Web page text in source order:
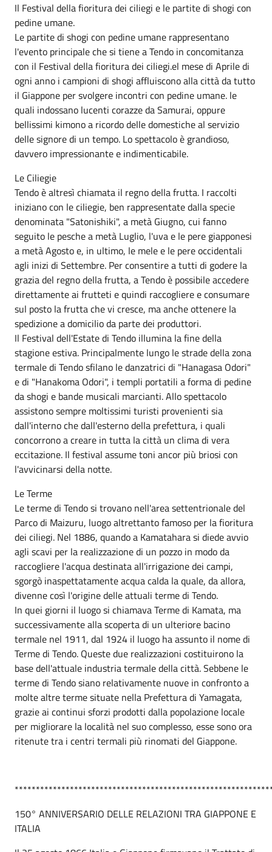
Il Festival della fioritura dei ciliegi e le partite di shogi con
pedine umane.
Le partite di shogi con pedine umane rappresentano
l'evento principale che si tiene a Tendo in concomitanza
con il Festival della fioritura dei ciliegi.el mese di Aprile di
ogni anno i campioni di shogi affluiscono alla città da tutto
il Giappone per svolgere incontri con pedine umane. le
quali indossano lucenti corazze da Samurai, oppure
bellissimi kimono a ricordo delle domestiche al servizio
delle signore di un tempo. Lo spettacolo è grandioso,
davvero impressionante e indimenticabile.
Le Ciliegie
Tendo è altresì chiamata il regno della frutta. I raccolti
iniziano con le ciliegie, ben rappresentate dalla specie
denominata "Satonishiki", a metà Giugno, cui fanno
seguito le pesche a metà Luglio, l'uva e le pere giapponesi
a metà Agosto e, in ultimo, le mele e le pere occidentali
agli inizi di Settembre. Per consentire a tutti di godere la
grazia del regno della frutta, a Tendo è possibile accedere
direttamente ai frutteti e quindi raccogliere e consumare
sul posto la frutta che vi cresce, ma anche ottenere la
spedizione a domicilio da parte dei produttori.
Il Festival dell'Estate di Tendo illumina la fine della
stagione estiva. Principalmente lungo le strade della zona
termale di Tendo sfilano le danzatrici di "Hanagasa Odori"
e di "Hanakoma Odori", i templi portatili a forma di pedine
da shogi e bande musicali marcianti. Allo spettacolo
assistono sempre moltissimi turisti provenienti sia
dall'interno che dall'esterno della prefettura, i quali
concorrono a creare in tutta la città un clima di vera
eccitazione. Il festival assume toni ancor più briosi con
l'avvicinarsi della notte.
Le Terme
Le terme di Tendo si trovano nell'area settentrionale del
Parco di Maizuru, luogo altrettanto famoso per la fioritura
dei ciliegi. Nel 1886, quando a Kamatahara si diede avvio
agli scavi per la realizzazione di un pozzo in modo da
raccogliere l'acqua destinata all'irrigazione dei campi,
sgorgò inaspettatamente acqua calda la quale, da allora,
divenne così l'origine delle attuali terme di Tendo.
In quei giorni il luogo si chiamava Terme di Kamata, ma
successivamente alla scoperta di un ulteriore bacino
termale nel 1911, dal 1924 il luogo ha assunto il nome di
Terme di Tendo. Queste due realizzazioni costituirono la
base dell'attuale industria termale della città. Sebbene le
terme di Tendo siano relativamente nuove in confronto a
molte altre terme situate nella Prefettura di Yamagata,
grazie ai continui sforzi prodotti dalla popolazione locale
per migliorare la località nel suo complesso, esse sono ora
ritenute tra i centri termali più rinomati del Giappone.
150° ANNIVERSARIO DELLE RELAZIONI TRA GIAPPONE E
ITALIA